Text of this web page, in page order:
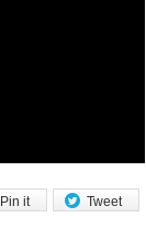
Tweet
Pin it